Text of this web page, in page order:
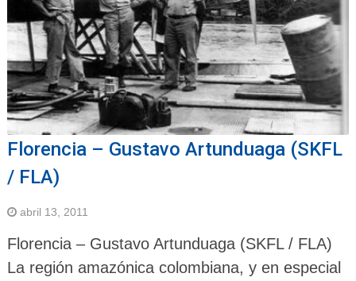
Florencia – Gustavo Artunduaga (SKFL
/ FLA)
abril 13, 2011
Florencia – Gustavo Artunduaga (SKFL / FLA)
La región amazónica colombiana, y en especial